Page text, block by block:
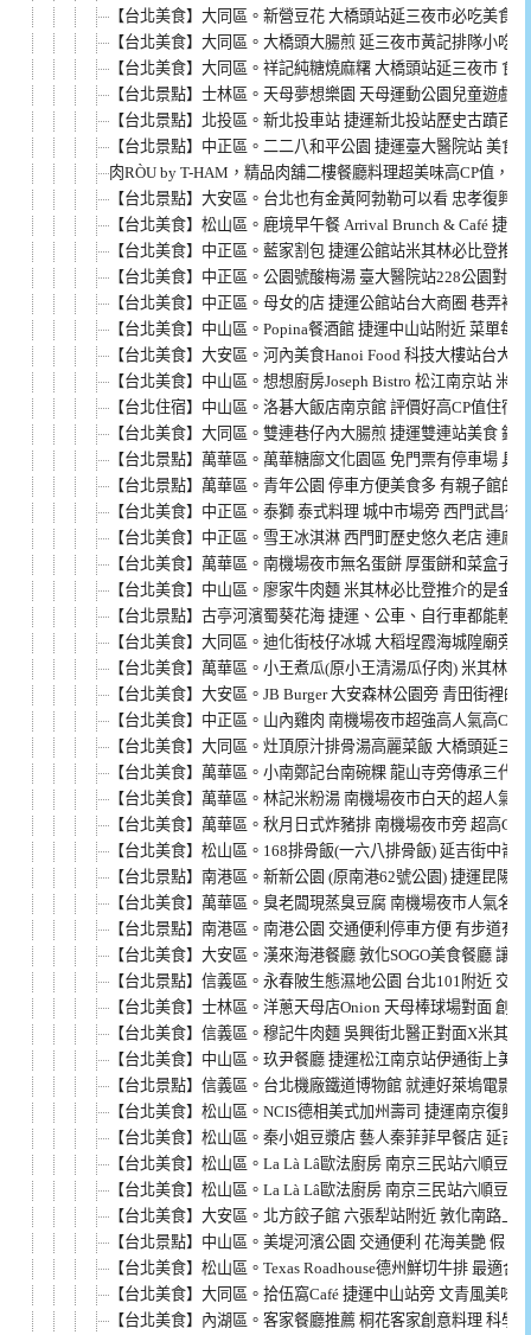
【台北美食】大同區。新營豆花 大橋頭站延三夜市必吃美食
【台北美食】大同區。大橋頭大腸煎 延三夜市黃記排隊小吃
【台北美食】大同區。祥記純糖燒麻糬 大橋頭站延三夜市 食
【台北景點】士林區。天母夢想樂園 天母運動公園兒童遊戲
【台北景點】北投區。新北投車站 捷運新北投站歷史古蹟百
【台北景點】中正區。二二八和平公園 捷運臺大醫院站 美食
肉RÒU by T-HAM，精品肉舖二樓餐廳料理超美味高CP值，
【台北景點】大安區。台北也有金黃阿勃勒可以看 忠孝復興
【台北美食】松山區。鹿境早午餐 Arrival Brunch & Café 捷
【台北美食】中正區。藍家割包 捷運公館站米其林必比登推
【台北美食】中正區。公園號酸梅湯 臺大醫院站228公園對
【台北美食】中正區。母女的店 捷運公館站台大商圈 巷弄裡
【台北美食】中山區。Popina餐酒館 捷運中山站附近 菜單每
【台北美食】大安區。河內美食Hanoi Food 科技大樓站台大
【台北美食】中山區。想想廚房Joseph Bistro 松江南京站 米
【台北住宿】中山區。洛碁大飯店南京館 評價好高CP值住宿
【台北美食】大同區。雙連巷仔內大腸煎 捷運雙連站美食 銅
【台北景點】萬華區。萬華糖廍文化園區 免門票有停車場 具
【台北景點】萬華區。青年公園 停車方便美食多 有親子館的
【台北美食】中正區。泰獅 泰式料理 城中市場旁 西門武昌
【台北美食】中正區。雪王冰淇淋 西門町歷史悠久老店 連麻
【台北美食】萬華區。南機場夜市無名蛋餅 厚蛋餅和菜盒子
【台北美食】中山區。廖家牛肉麵 米其林必比登推介的是金
【台北景點】古亭河濱蜀葵花海 捷運、公車、自行車都能輕
【台北美食】大同區。迪化街枝仔冰城 大稻埕霞海城隍廟旁
【台北美食】萬華區。小王煮瓜(原小王清湯瓜仔肉) 米其林
【台北美食】大安區。JB Burger 大安森林公園旁 青田街裡
【台北美食】中正區。山內雞肉 南機場夜市超強高人氣高
【台北美食】大同區。灶頂原汁排骨湯高麗菜飯 大橋頭延三
【台北美食】萬華區。小南鄭記台南碗粿 龍山寺旁傳承三代
【台北美食】萬華區。林記米粉湯 南機場夜市白天的超人氣
【台北美食】萬華區。秋月日式炸豬排 南機場夜市旁 超高
【台北美食】松山區。168排骨飯(一六八排骨飯) 延吉街中崙
【台北景點】南港區。新新公園 (原南港62號公園) 捷運昆陽
【台北美食】萬華區。臭老闆現蒸臭豆腐 南機場夜市人氣名
【台北景點】南港區。南港公園 交通便利停車方便 有步道有
【台北美食】大安區。漢來海港餐廳 敦化SOGO美食餐廳 讓
【台北景點】信義區。永春陂生態濕地公園 台北101附近 交
【台北美食】士林區。洋蔥天母店Onion 天母棒球場對面 創
【台北美食】信義區。穆記牛肉麵 吳興街北醫正對面X米其
【台北美食】中山區。玖尹餐廳 捷運松江南京站伊通街上美
【台北景點】信義區。台北機廠鐵道博物館 就連好萊塢電影
【台北美食】松山區。NCIS德相美式加州壽司 捷運南京復興
【台北美食】松山區。秦小姐豆漿店 藝人秦菲菲早餐店 延吉
【台北美食】松山區。La Là Lâ歐法廚房 南京三民站六順豆
【台北美食】松山區。La Là Lâ歐法廚房 南京三民站六順豆
【台北美食】大安區。北方餃子館 六張犁站附近 敦化南路上
【台北景點】中山區。美堤河濱公園 交通便利 花海美艷 假日
【台北美食】松山區。Texas Roadhouse德州鮮切牛排 最適合
【台北美食】大同區。拾伍窩Café 捷運中山站旁 文青風美味
【台北美食】內湖區。客家餐廳推薦 桐花客家創意料理 科學